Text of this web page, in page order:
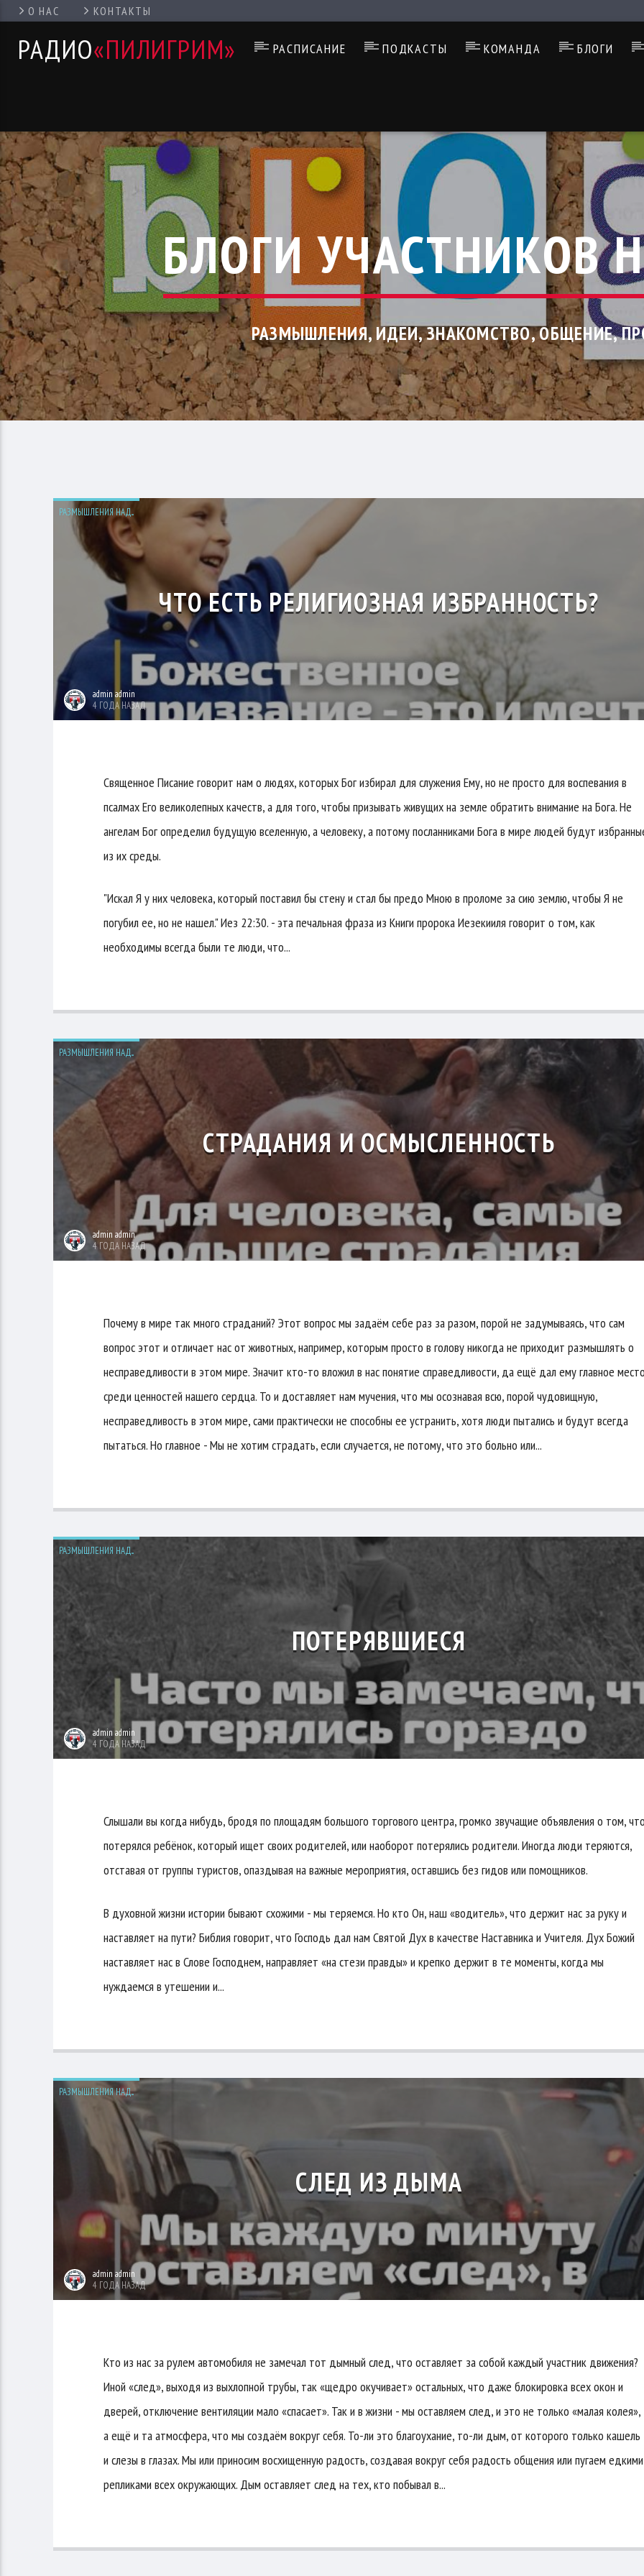
О НАС КОНТАКТЫ
РАДИО«ПИЛИГРИМ» РАСПИСАНИЕ ПОДКАСТЫ КОМАНДА БЛОГИ
БЛОГИ УЧАСТНИКОВ
РАЗМЫШЛЕНИЯ, ИДЕИ, ЗНАКОМСТВО, ОБЩЕНИЕ,
РАЗМЫШЛЕНИЯ НАД...
ЧТО ЕСТЬ РЕЛИГИОЗНАЯ ИЗБРАННОСТЬ?
admin admin
4 ГОДА НАЗАД
Священное Писание говорит нам о людях, которых Бог избирал для служения Ему, но не просто для воспевания в
псалмах Его великолепных качеств, а для того, чтобы призывать живущих на земле обратить внимание на Бога. Не
ангелам Бог определил будущую вселенную, а человеку, а потому посланниками Бога в мире людей будут
из их среды.
"Искал Я у них человека, который поставил бы стену и стал бы предо Мною в проломе за сию землю, чтобы Я не
погубил ее, но не нашел." Иез 22:30. - эта печальная фраза из Книги пророка Иезекииля говорит о том, как
необходимы всегда были те люди, что...
РАЗМЫШЛЕНИЯ НАД...
СТРАДАНИЯ И ОСМЫСЛЕННОСТЬ
admin admin
4 ГОДА НАЗАД
Почему в мире так много страданий? Этот вопрос мы задаём себе раз за разом, порой не задумываясь, что сам
вопрос этот и отличает нас от животных, например, которым просто в голову никогда не приходит размышлять о
несправедливости в этом мире. Значит кто-то вложил в нас понятие справедливости, да ещё дал ему главное
среди ценностей нашего сердца. То и доставляет нам мучения, что мы осознавая всю, порой чудовищную,
несправедливость в этом мире, сами практически не способны ее устранить, хотя люди пытались и будут всегда
пытаться. Но главное - Мы не хотим страдать, если случается, не потому, что это больно или...
РАЗМЫШЛЕНИЯ НАД...
ПОТЕРЯВШИЕСЯ
admin admin
4 ГОДА НАЗАД
Слышали вы когда нибудь, бродя по площадям большого торгового центра, громко звучащие объявления о том,
потерялся ребёнок, который ищет своих родителей, или наоборот потерялись родители. Иногда люди теряются,
отставая от группы туристов, опаздывая на важные мероприятия, оставшись без гидов или помощников.
В духовной жизни истории бывают схожими - мы теряемся. Но кто Он, наш «водитель», что держит нас за руку и
наставляет на пути? Библия говорит, что Господь дал нам Святой Дух в качестве Наставника и Учителя. Дух Божий
наставляет нас в Слове Господнем, направляет «на стези правды» и крепко держит в те моменты, когда мы
нуждаемся в утешении и...
РАЗМЫШЛЕНИЯ НАД...
СЛЕД ИЗ ДЫМА
admin admin
4 ГОДА НАЗАД
Кто из нас за рулем автомобиля не замечал тот дымный след, что оставляет за собой каждый участник движения?
Иной «след», выходя из выхлопной трубы, так «щедро окучивает» остальных, что даже блокировка всех окон и
дверей, отключение вентиляции мало «спасает». Так и в жизни - мы оставляем след, и это не только «малая колея»,
а ещё и та атмосфера, что мы создаём вокруг себя. То-ли это благоухание, то-ли дым, от которого только кашель
и слезы в глазах. Мы или приносим восхищенную радость, создавая вокруг себя радость общения или пугаем едкими
репликами всех окружающих. Дым оставляет след на тех, кто побывал в...